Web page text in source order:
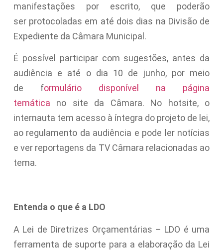
manifestações por escrito, que poderão
ser protocoladas em até dois dias na Divisão de
Expediente da Câmara Municipal.
É possível participar com sugestões, antes da
audiência e até o dia 10 de junho, por meio
de formulário disponível na página
temática no site da Câmara. No hotsite, o
internauta tem acesso à íntegra do projeto de lei,
ao regulamento da audiência e pode ler notícias
e ver reportagens da TV Câmara relacionadas ao
tema.
Entenda o que é a LDO
A Lei de Diretrizes Orçamentárias – LDO é uma
ferramenta de suporte para a elaboração da Lei